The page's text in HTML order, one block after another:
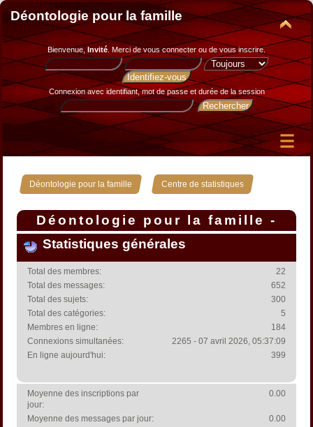
Déontologie pour la famille
Bienvenue, Invité. Merci devous connecter ou de vous inscrire.
Connexion avec identifiant, mot de passe et durée de la session
Déontologie pour la famille » Centre de statistiques
Déontologie pour la famille -
Centre de statistiques
Statistiques générales
Total des membres:
22
Total des messages:
652
Total des sujets:
300
Total des catégories:
5
Membres en ligne:
184
Connexions simultanées:
2265 - 07 avril 2026, 05:37:09
En ligne aujourd'hui:
399
Moyenne des inscriptions par
jour:
0.00
Moyenne des messages par jour:
0.00